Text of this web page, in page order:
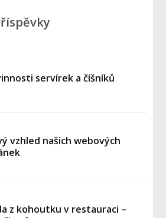
servírek a číšníků
vzhled našich webových
z kohoutku v restauraci –